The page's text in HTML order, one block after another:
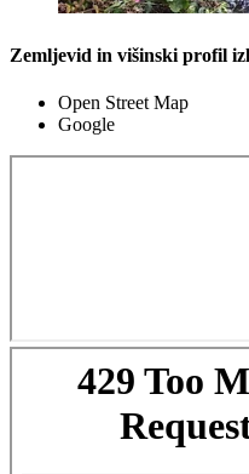
Zemljevid in višinski profil
Open Street Map
Google